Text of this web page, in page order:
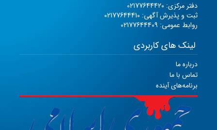
دفتر مرکزی: 02177644420
ثبت و پذیرش آگهی: 02177644410
روابط عمومی: 02177644409
لینک های کاربردی
درباره ما
تماس با ما
برنامه‌های آینده